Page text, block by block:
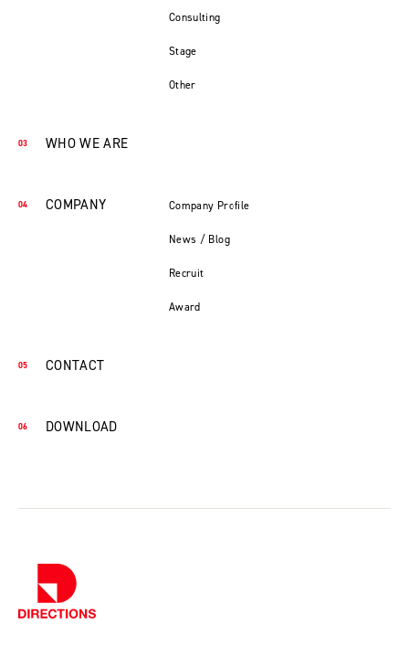
Consulting
Stage
Other
WHO WE ARE
COMPANY Company Profile
News / Blog
Recruit
Award
CONTACT
DOWNLOAD